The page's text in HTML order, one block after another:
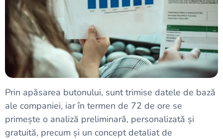
Prin apăsarea butonului, sunt trimise datele de bază
ale companiei, iar în termen de 72 de ore se
primește o analiză preliminară, personalizată și
gratuită, precum și un concept detaliat de